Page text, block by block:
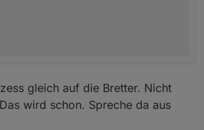
gleich auf die Bretter. Nicht
wird schon. Spreche da aus